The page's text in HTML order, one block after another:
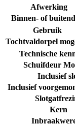
Afwerking
Binnen- of
Gebruik
Tochtvaldorpel
Technische
Schuifdeur
Inclusief
Inclusief
Kern